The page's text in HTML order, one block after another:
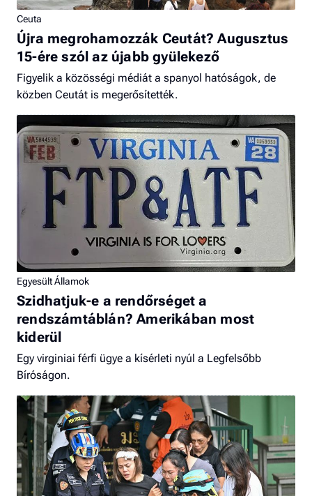
Ceuta
Újra megrohamozzák Ceutát? Augusztus
15-ére szól az újabb gyülekező
Figyelik a közösségi médiát a spanyol hatóságok, de
közben Ceutát is megerősítették.
Egyesült Államok
Szidhatjuk-e a rendőrséget a
rendszámtáblán? Amerikában most
kiderül
Egy virginiai férfi ügye a kísérleti nyúl a Legfelsőbb
Bíróságon.